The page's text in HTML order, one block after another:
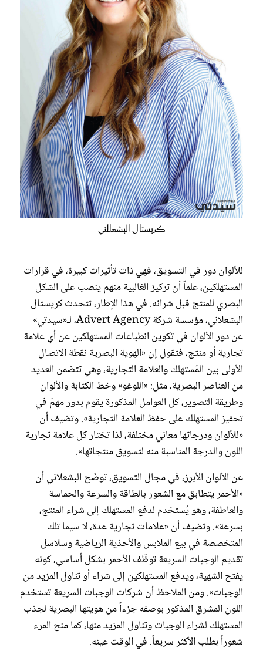
كريستال البشعلاني
للألوان دور في التسويق، فهي ذات تأثيرات كبيرة، في قرارات
المستهلكين، علماً أن تركيز الغالبية منهم ينصب على الشكل
البصري للمنتج قبل شرائه. في هذا الإطار، تتحدث كريستال
البشعلاني، مؤسسة شركة Advert Agency، لـ«سيدتي»
عن دور الألوان في تكوين انطباعات المستهلكين عن أي علامة
تجارية أو منتج، فتقول إن «الهوية البصرية نقطة الاتصال
الأولى بين المُستهلك والعلامة التجارية، وهي تتضمن العديد
من العناصر البصرية، مثل: «اللوغو» وخط الكتابة والألوان
وطريقة التصوير، كل العوامل المذكورة يقوم بدور مهمّ في
تحفيز المستهلك على حفظ العلامة التجارية». وتضيف أن
«للألوان ودرجاتها معاني مختلفة، لذا تختار كل علامة تجارية
اللون والدرجة المناسبة منه لتسويق منتجاتها».
عن الألوان الأبرز، في مجال التسويق، توضّح البشعلاني أن
«الأحمر يتطابق مع الشعور بالطاقة والسرعة والحماسة
والعاطفة، وهو يُستخدم لدفع المستهلك إلى شراء المنتج،
بسرعة». وتضيف أن «علامات تجارية عدة، لا سيما تلك
المتخصصة في بيع الملابس والأحذية الرياضية وسلاسل
تقديم الوجبات السريعة توظّف الأحمر بشكل أساسي، كونه
يفتح الشهية، ويدفع المستهلكين إلى شراء أو تناول المزيد من
الوجبات». ومن الملاحظ أن شركات الوجبات السريعة تستخدم
اللون المشرق المذكور بوصفه جزءاً من هويتها البصرية لجذب
المستهلك لشراء الوجبات وتناول المزيد منها، كما منح المرء
شعوراً بطلب الأكثر سريعاً. في الوقت عينه.